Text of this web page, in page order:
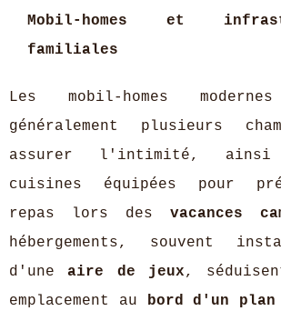
Mobil-homes et
familiales
Les mobil-homes
généralement plusieurs
assurer l'intimité, ainsi
cuisines équipées pour
repas lors desvacances
hébergements, souvent
d'uneaire de jeux,
emplacement au bord d'un plan